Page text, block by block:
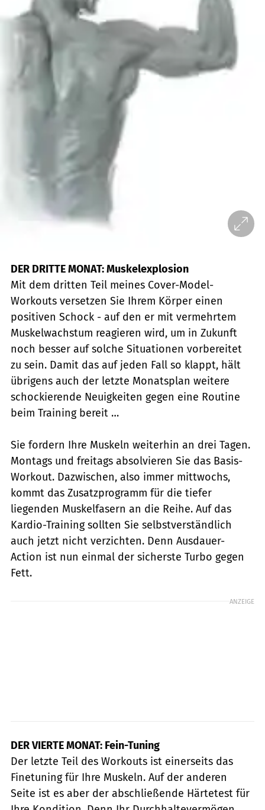
DER DRITTE MONAT: Muskelexplosion
Mit dem dritten Teil meines Cover-Model-
Workouts versetzen Sie Ihrem Körper einen
positiven Schock - auf den er mit vermehrtem
Muskelwachstum reagieren wird, um in Zukunft
noch besser auf solche Situationen vorbereitet
zu sein. Damit das auf jeden Fall so klappt, hält
übrigens auch der letzte Monatsplan weitere
schockierende Neuigkeiten gegen eine Routine
beim Training bereit …
Sie fordern Ihre Muskeln weiterhin an drei Tagen.
Montags und freitags absolvieren Sie das Basis-
Workout. Dazwischen, also immer mittwochs,
kommt das Zusatzprogramm für die tiefer
liegenden Muskelfasern an die Reihe. Auf das
Kardio-Training sollten Sie selbstverständlich
auch jetzt nicht verzichten. Denn Ausdauer-
Action ist nun einmal der sicherste Turbo gegen
Fett.
ANZEIGE
DER VIERTE MONAT: Fein-Tuning
Der letzte Teil des Workouts ist einerseits das
Finetuning für Ihre Muskeln. Auf der anderen
Seite ist es aber der abschließende Härtetest für